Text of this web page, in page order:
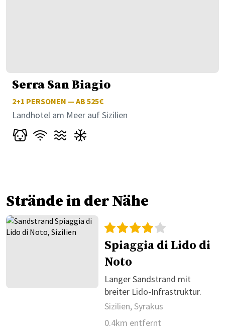
Serra San Biagio
2+1 PERSONEN — AB 525€
Landhotel am Meer auf Sizilien
Strände in der Nähe
Spiaggia di Lido di
Noto
Langer Sandstrand mit
breiter Lido-Infrastruktur.
Sizilien, Syrakus
0.4km entfernt